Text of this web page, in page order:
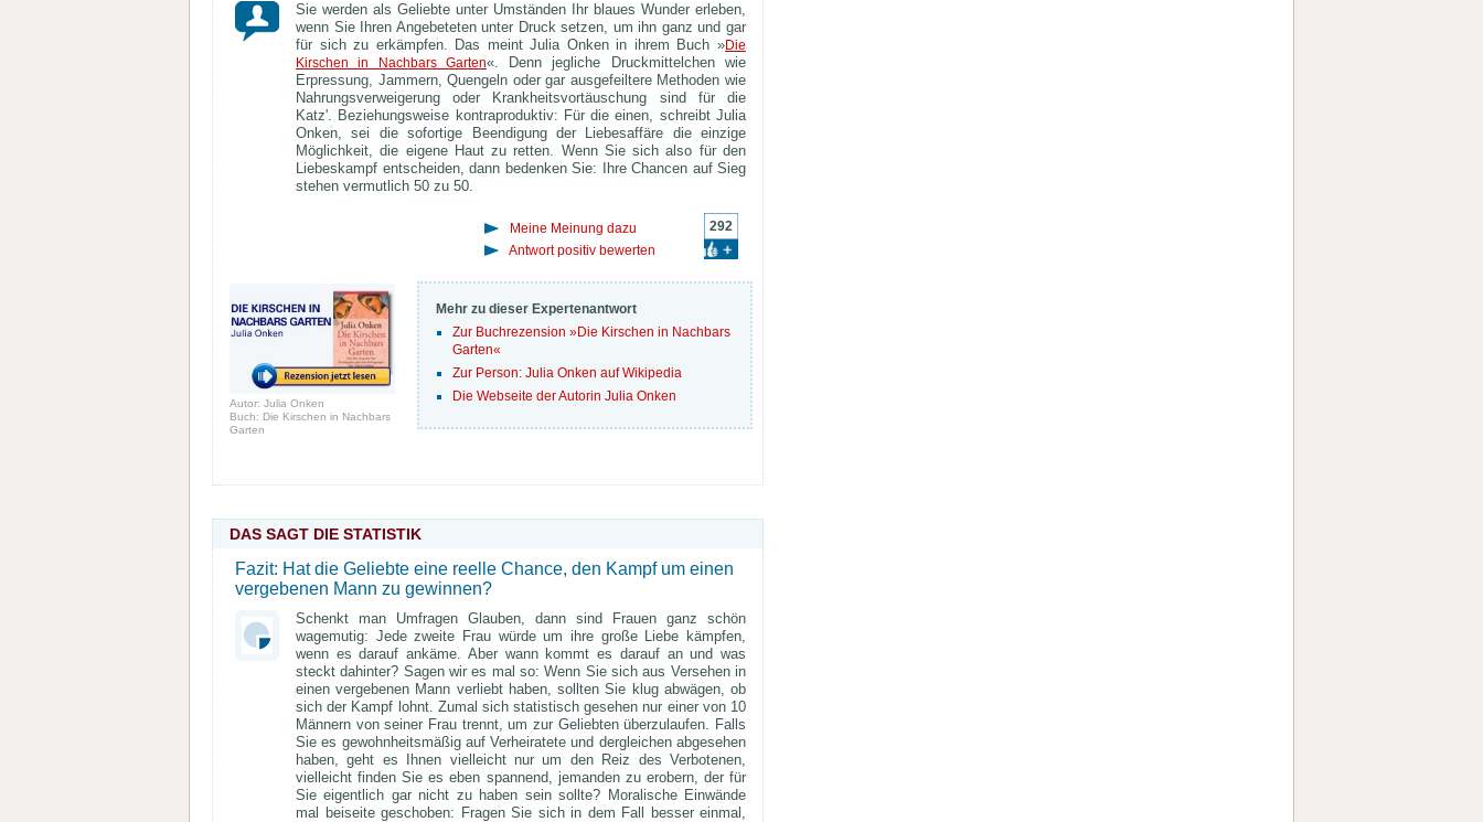
Sie werden als Geliebte unter Umständen Ihr blaues Wunder erleben,
wenn Sie Ihren Angebeteten unter Druck setzen, um ihn ganz und gar
für sich zu erkämpfen. Das meint Julia Onken in ihrem Buch »Die
Kirschen in Nachbars Garten«. Denn jegliche Druckmittelchen wie
Erpressung, Jammern, Quengeln oder gar ausgefeiltere Methoden wie
Nahrungsverweigerung oder Krankheitsvortäuschung sind für die
Katz'. Beziehungsweise kontraproduktiv: Für die einen, schreibt Julia
Onken, sei die sofortige Beendigung der Liebesaffäre die einzige
Möglichkeit, die eigene Haut zu retten. Wenn Sie sich also für den
Liebeskampf entscheiden, dann bedenken Sie: Ihre Chancen auf Sieg
stehen vermutlich 50 zu 50.
Meine Meinung dazu
Antwort positiv bewerten
292
Autor: Julia Onken
Buch: Die Kirschen in Nachbars
Garten
Mehr zu dieser Expertenantwort
Zur Buchrezension »Die Kirschen in Nachbars
Garten«
Zur Person: Julia Onken auf Wikipedia
Die Webseite der Autorin Julia Onken
DAS SAGT DIE STATISTIK
Fazit: Hat die Geliebte eine reelle Chance, den Kampf um einen
vergebenen Mann zu gewinnen?
Schenkt man Umfragen Glauben, dann sind Frauen ganz schön
wagemutig: Jede zweite Frau würde um ihre große Liebe kämpfen,
wenn es darauf ankäme. Aber wann kommt es darauf an und was
steckt dahinter? Sagen wir es mal so: Wenn Sie sich aus Versehen in
einen vergebenen Mann verliebt haben, sollten Sie klug abwägen, ob
sich der Kampf lohnt. Zumal sich statistisch gesehen nur einer von 10
Männern von seiner Frau trennt, um zur Geliebten überzulaufen. Falls
Sie es gewohnheitsmäßig auf Verheiratete und dergleichen abgesehen
haben, geht es Ihnen vielleicht nur um den Reiz des Verbotenen,
vielleicht finden Sie es eben spannend, jemanden zu erobern, der für
Sie eigentlich gar nicht zu haben sein sollte? Moralische Einwände
mal beiseite geschoben: Fragen Sie sich in dem Fall besser einmal,